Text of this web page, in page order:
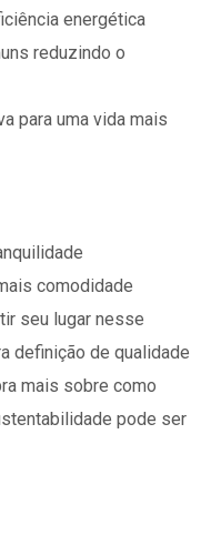
energética
reduzindo o
para uma vida mais
comodidade
seu lugar nesse
definição de qualidade
mais sobre como
pode ser